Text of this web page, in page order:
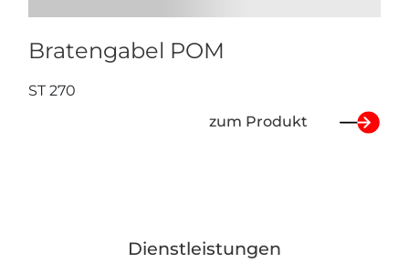
Bratengabel POM
ST 270
zum Produkt
Dienstleistungen